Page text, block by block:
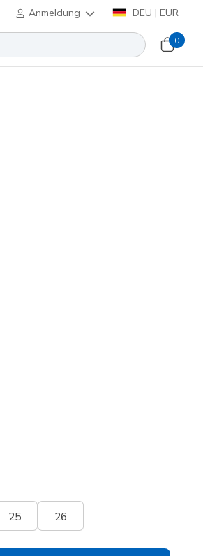
Anmeldung DEU | EUR
0
25 26